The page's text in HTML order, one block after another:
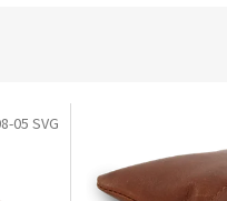
05 SVG